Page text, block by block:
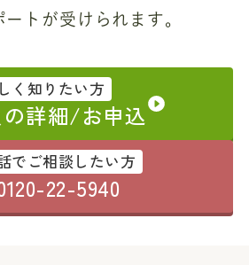
トが受けられます。
く知りたい方
詳細/お申込
でご相談したい方
22-5940